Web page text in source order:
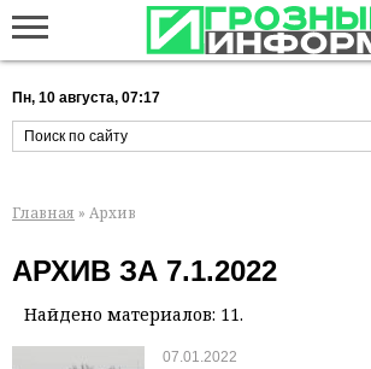
Пн, 10 августа, 07:17
Главная » Архив
АРХИВ ЗА 7.1.2022
Найдено материалов: 11.
07.01.2022